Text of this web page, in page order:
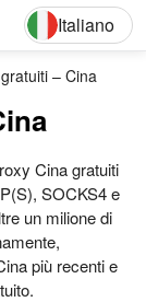
EnglishDeutsch
Italiano
– Cina
Cina gratuiti
SOCKS4 e
un milione di
più recenti e